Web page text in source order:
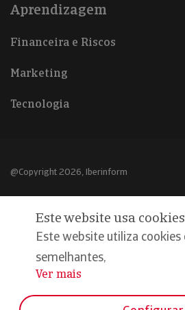
Aprendizagem
Financeira e Riscos
Marketing
Tecnologia
@Copyright 2026, Iberinform
Declaração de privacidade
Compromisso qualidade e segurança
Este website usa cookies
Este website utiliza
semelhantes,
...
Ver mais